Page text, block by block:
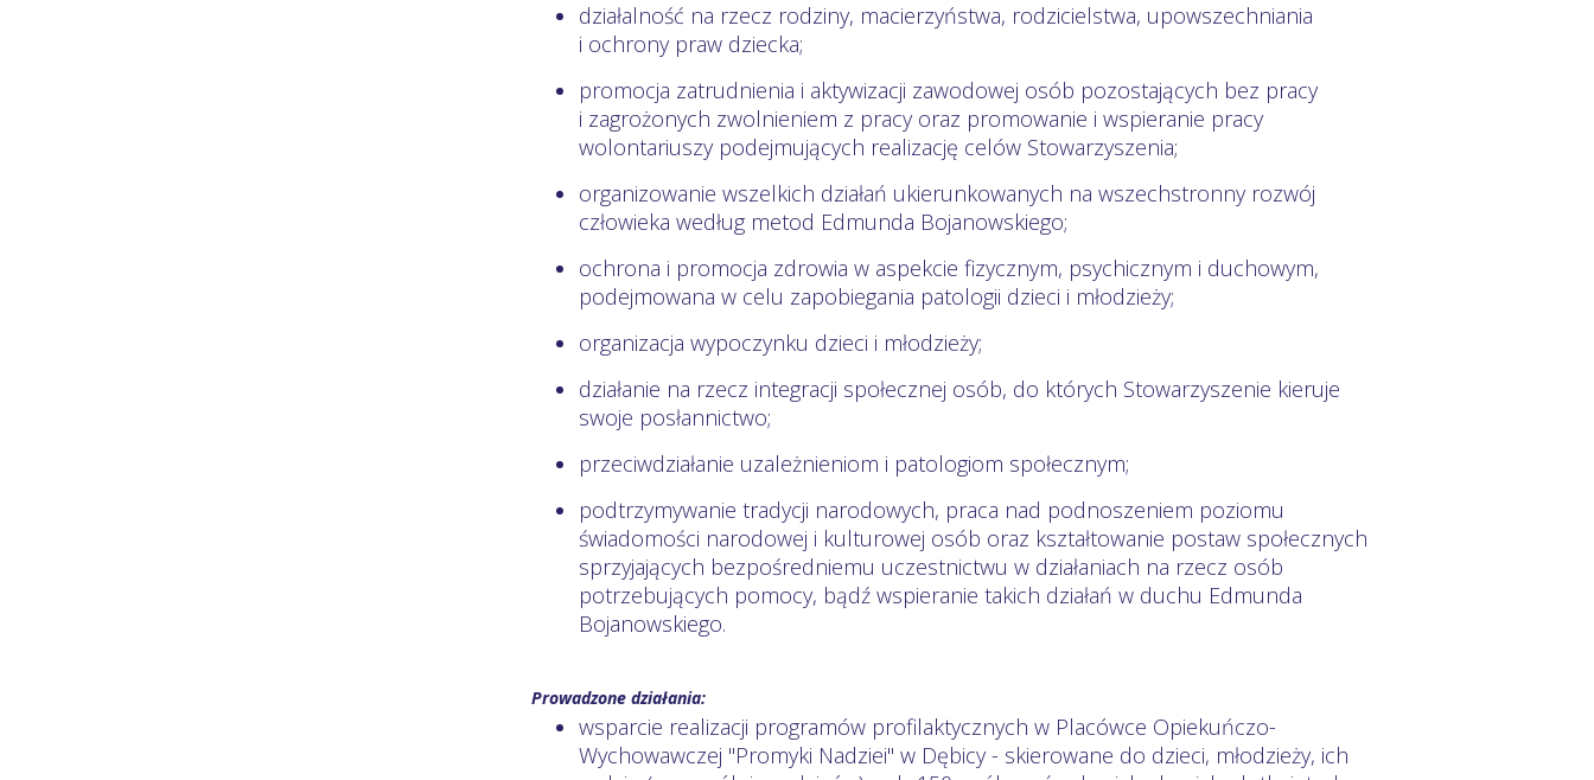
działalność na rzecz rodziny, macierzyństwa, rodzicielstwa, upowszechniania
i ochrony praw dziecka;
promocja zatrudnienia i aktywizacji zawodowej osób pozostających bez pracy
i zagrożonych zwolnieniem z pracy oraz promowanie i wspieranie pracy
wolontariuszy podejmujących realizację celów Stowarzyszenia;
organizowanie wszelkich działań ukierunkowanych na wszechstronny rozwój
człowieka według metod Edmunda Bojanowskiego;
ochrona i promocja zdrowia w aspekcie fizycznym, psychicznym i duchowym,
podejmowana w celu zapobiegania patologii dzieci i młodzieży;
organizacja wypoczynku dzieci i młodzieży;
działanie na rzecz integracji społecznej osób, do których Stowarzyszenie kieruje
swoje posłannictwo;
przeciwdziałanie uzależnieniom i patologiom społecznym;
podtrzymywanie tradycji narodowych, praca nad podnoszeniem poziomu
świadomości narodowej i kulturowej osób oraz kształtowanie postaw społecznych
sprzyjających bezpośredniemu uczestnictwu w działaniach na rzecz osób
potrzebujących pomocy, bądź wspieranie takich działań w duchu Edmunda
Bojanowskiego.
Prowadzone działania:
wsparcie realizacji programów profilaktycznych w Placówce Opiekuńczo-
Wychowawczej "Promyki Nadziei" w Dębicy - skierowane do dzieci, młodzieży, ich